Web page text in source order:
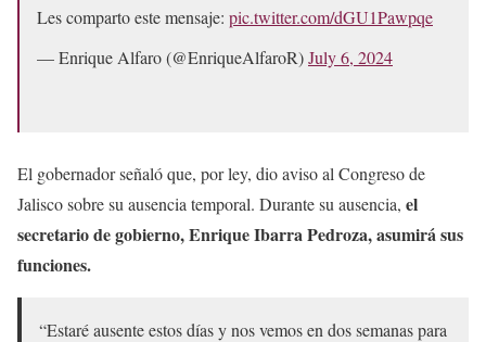
Les comparto este mensaje: pic.twitter.com/dGU1Pawpqe
— Enrique Alfaro (@EnriqueAlfaroR)July 6, 2024
El gobernador señaló que, por ley, dio aviso al Congreso de
Jalisco sobre su ausencia temporal. Durante su ausencia, el
secretario de gobierno, Enrique Ibarra Pedroza, asumirá sus
funciones.
“Estaré ausente estos días y nos vemos en dos semanas para